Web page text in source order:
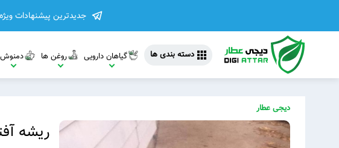
جدیدترین پیشنهادات
دسته بندی ها گیاهان دارویی روغن ها
دیجی عطار
ریشه